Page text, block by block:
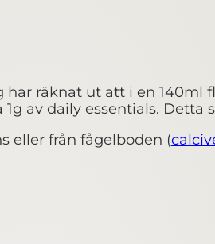
räknat ut att i en 140ml
av daily essentials. Detta
eller från fågelboden (